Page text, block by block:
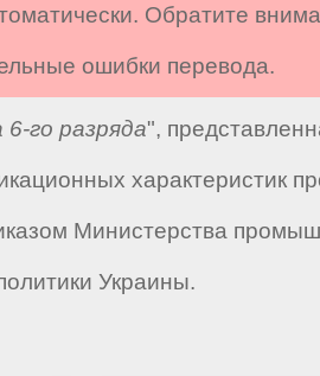
Обратите
ошибки перевода.
го разряда",
характеристик
Министерства
Украины.